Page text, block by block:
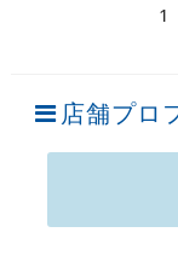
1
店舗プロ